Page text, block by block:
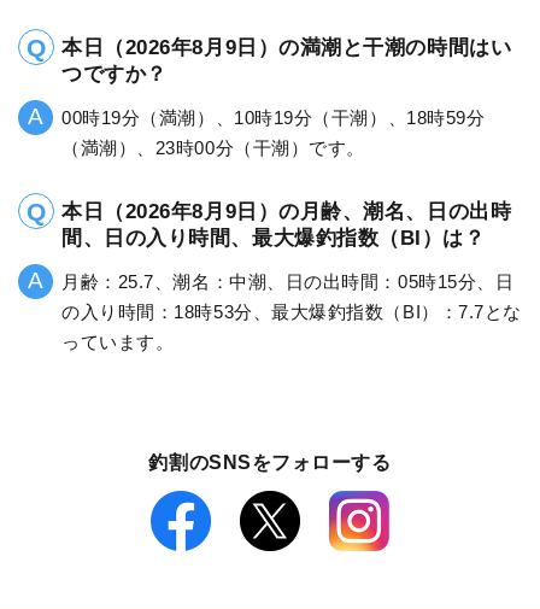
本日（2026年8月9日）の満潮と干潮の時間はい
つですか？
00時19分（満潮）、10時19分（干潮）、18時59分
（満潮）、23時00分（干潮）です。
本日（2026年8月9日）の月齢、潮名、日の出時
間、日の入り時間、最大爆釣指数（BI）は？
月齢：25.7、潮名：中潮、日の出時間：05時15分、日
の入り時間：18時53分、最大爆釣指数（BI）：7.7とな
っています。
釣割のSNSをフォローする